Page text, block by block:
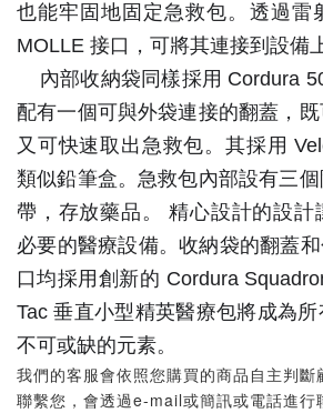
也能牢固地固定急救包。透過雷
MOLLE 接口，可將其連接到設備
內部收納袋同樣採用 Cordura
配有一個可與外袋連接的翻蓋，既
又可快速取出急救包。其採用
類似鉛筆盒。急救包內部設有三
帶，存放藥品。精心設計的設計
必要的醫療設備。收納袋的翻蓋
口均採用創新的 Cordura
Tac 垂直小型精英醫療包將成為
不可或缺的元素。
我們的客服會依照您購買的商品自主判斷
聯繫您，會透過e-mail或簡訊或電話進